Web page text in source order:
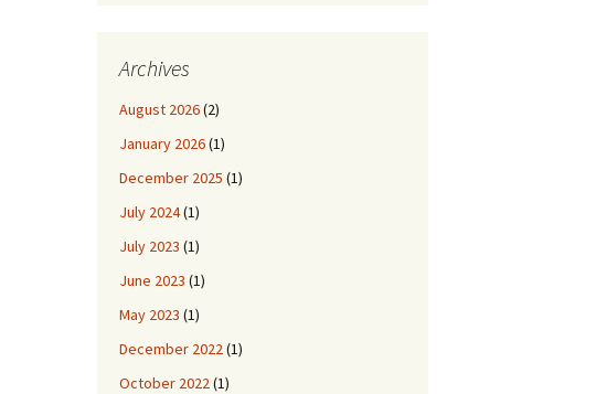
Archives
August 2026(2)
January 2026(1)
December 2025 (1)
July 2024(1)
July 2023 (1)
June 2023 (1)
May 2023 (1)
December 2022(1)
October 2022(1)